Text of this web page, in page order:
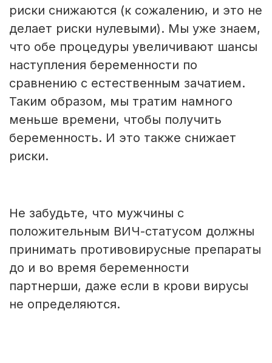
риски снижаются (к сожалению, и это не
делает риски нулевыми). Мы уже знаем,
что обе процедуры увеличивают шансы
наступления беременности по
сравнению с естественным зачатием.
Таким образом, мы тратим намного
меньше времени, чтобы получить
беременность. И это также снижает
риски.
Не забудьте, что мужчины с
положительным ВИЧ-статусом должны
принимать противовирусные препараты
до и во время беременности
партнерши, даже если в крови вирусы
не определяются.